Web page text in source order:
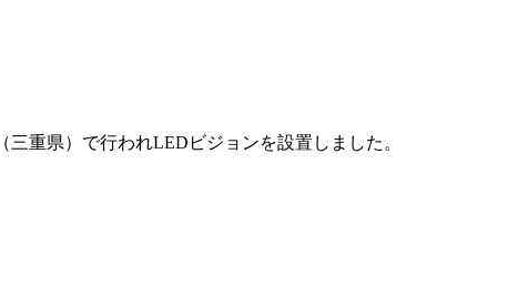
重県）で行われLEDビジョンを設置しました。